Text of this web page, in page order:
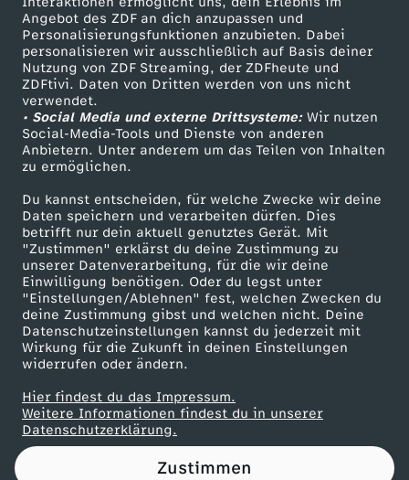
Angebot des ZDF an dich anzupassen und
Personalisierungsfunktionen anzubieten. Dabei
personalisieren wir ausschließlich auf Basis deiner
Nutzung von ZDF Streaming, der ZDFheute und
ZDFtivi. Daten von Dritten werden von uns nicht
verwendet.
• Social Media und externe Drittsysteme:Wir nutzen
Social-Media-Tools und Dienste von anderen
Anbietern. Unter anderem um das Teilen von Inhalten
zu ermöglichen.
Du kannst entscheiden, für welche Zwecke wir deine
Daten speichern und verarbeiten dürfen. Dies
betrifft nur dein aktuell genutztes Gerät. Mit
"Zustimmen" erklärst du deine Zustimmung zu
unserer Datenverarbeitung, für die wir deine
Einwilligung benötigen. Oder du legst unter
"Einstellungen/Ablehnen" fest, welchen Zwecken du
deine Zustimmung gibst und welchen nicht. Deine
Datenschutzeinstellungen kannst du jederzeit mit
Wirkung für die Zukunft in deinen Einstellungen
widerrufen oder ändern.
Hier findest du das Impressum.
Weitere Informationen findest du in unserer
Datenschutzerklärung.
Zustimmen
r
A
s
c
h
e
r
m
i
t
t
TV-Programm
ZDF Unternehmen
Karriere
ZDF goes Schule
Werbefernsehen
Mainzelmännchen
Partner